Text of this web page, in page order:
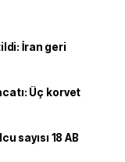
İran geri
Üç korvet
sayısı 18 AB